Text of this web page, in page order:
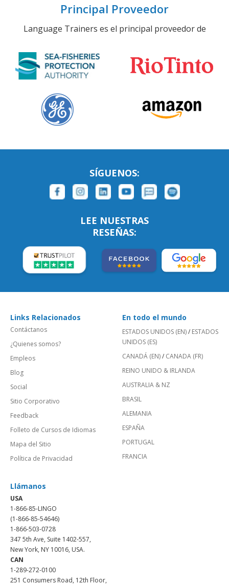
Principal Proveedor
Language Trainers es el principal proveedor de
SÍGUENOS:
LEE NUESTRAS
RESEÑAS:
Links Relacionados
Contáctanos
¿Quienes somos?
Empleos
Blog
Social
Sitio Corporativo
Feedback
Folleto de Cursos de Idiomas
Mapa del Sitio
Política de Privacidad
En todo el mundo
ESTADOS UNIDOS (EN)/ ESTADOS
UNIDOS (ES)
CANADÁ (EN)/ CANADA (FR)
REINO UNIDO & IRLANDA
AUSTRALIA & NZ
BRASIL
ALEMANIA
ESPAÑA
PORTUGAL
FRANCIA
Llámanos
USA
1-866-85-LINGO
(1-866-85-54646)
1-866-503-0728
347 5th Ave, Suite 1402-557,
New York, NY 10016, USA.
CAN
1-289-272-0100
251 Consumers Road, 12th Floor,